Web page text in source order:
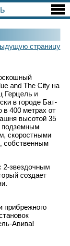
страницу
and The City на
Герцель и
в городе Бат-
в 400 метрах от
высотой 35
подземным
скоростными
собственным
2-звездочным
создает
прибрежного
Авива!